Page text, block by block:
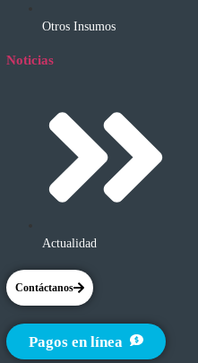
Otros Insumos
Noticias
Actualidad
Contáctanos
Pagos en línea